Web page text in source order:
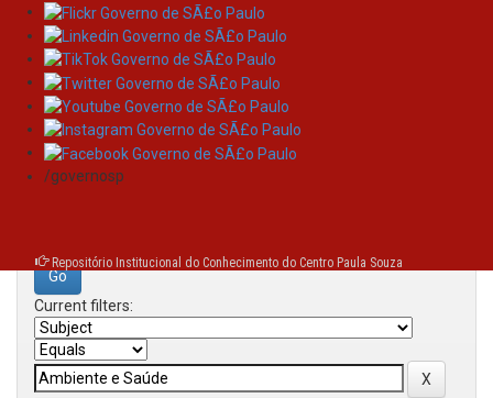
Skip
navigation
/governosp
Repositório Institucional do Conhecimento do Centro Paula Souza
Search
Search:
Current filters: